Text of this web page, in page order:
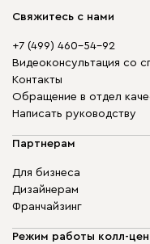
Свяжитесь с нами
+7 (499) 460-54-92
Видеоконсультация со
Контакты
Обращение в отдел
Написать руководству
Партнерам
Для бизнеса
Дизайнерам
Франчайзинг
Режим работы колл-